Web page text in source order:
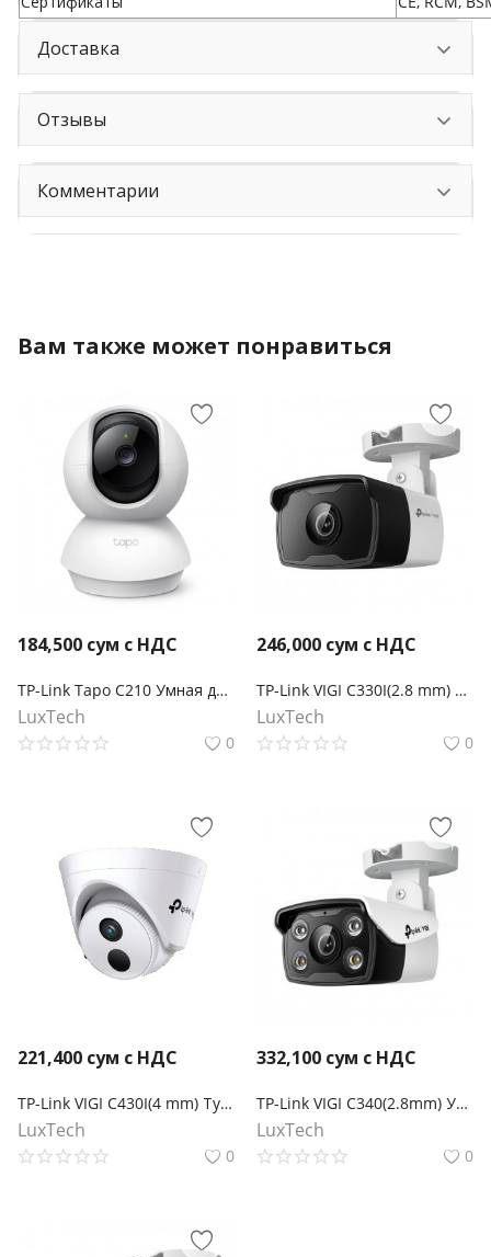
Доставка
Отзывы
Комментарии
Вам также может понравиться
184,500 сум с НДС
TP-Link Tapo C210 Умная домашняя поворотная камера
LuxTech
0
246,000 сум с НДС
TP-Link VIGI C330I(2.8 mm) Уличная цилиндрическая камера 3 Мп с ИК‑подсветкой
LuxTech
0
221,400 сум с НДС
TP-Link VIGI C430I(4 mm) Турельная камера 3 Мп с ИК‑подсветкой
LuxTech
0
332,100 сум с НДС
TP-Link VIGI C340(2.8mm) Уличная цилиндрическая камера 4 Мп с цветным ночным видением
LuxTech
0